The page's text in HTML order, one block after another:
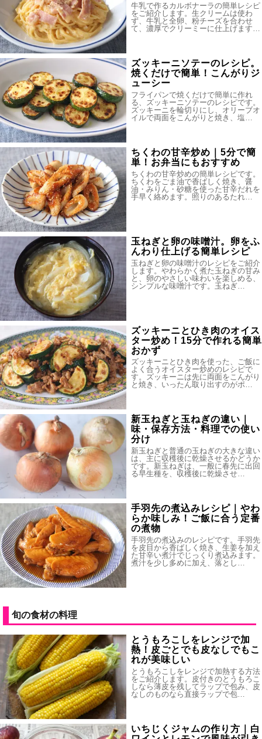
牛乳で作るカルボナーラの簡単レシピ
をご紹介します。生クリームは使わ
ず、牛乳と全卵、粉チーズを合わせ
て、濃厚でクリーミーに仕上げます…
ズッキーニソテーのレシピ。
焼くだけで簡単！こんがりジ
ューシー
フライパンで焼くだけで簡単に作れ
る、ズッキーニソテーのレシピです。
ズッキーニを輪切りにし、オリーブオ
イルで両面をこんがりと焼き、塩…
ちくわの甘辛炒め｜5分で簡
単！お弁当にもおすすめ
ちくわの甘辛炒めの簡単レシピです。
ちくわをごま油で香ばしく焼き、醤
油・みりん・砂糖を使った甘辛だれを
手早く絡めます。照りのあるたれ…
玉ねぎと卵の味噌汁。卵をふ
んわり仕上げる簡単レシピ
玉ねぎと卵の味噌汁のレシピをご紹介
します。やわらかく煮た玉ねぎの甘み
と、卵のやさしい味わいを楽しめる、
シンプルな味噌汁です。玉ねぎ…
ズッキーニとひき肉のオイス
ター炒め！15分で作れる簡単
おかず
ズッキーニとひき肉を使った、ご飯に
よく合うオイスター炒めのレシピで
す。ズッキーニは先に両面をこんがり
と焼き、いったん取り出すのがポ…
新玉ねぎと玉ねぎの違い｜
味・保存方法・料理での使い
分け
新玉ねぎと普通の玉ねぎの大きな違い
は、主に収穫後に乾燥させるかどうか
です。新玉ねぎは、一般に春先に出回
る早生種を、収穫後に乾燥させ…
手羽先の煮込みレシピ｜やわ
らか味しみ！ご飯に合う定番
の煮物
手羽先の煮込みのレシピです。手羽先
を皮目から香ばしく焼き、生姜を加え
た甘辛い煮汁でじっくり煮込みます。
煮汁を少し多めに加え、落とし…
旬の食材の料理
とうもろこしをレンジで加
熱！皮ごとでも皮なしでもこ
れが美味しい
とうもろこしをレンジで加熱する方法
をご紹介します。皮付きのとうもろこ
しなら薄皮を残してラップで包み、皮
なしのものなら直接ラップで包…
いちじくジャムの作り方｜白